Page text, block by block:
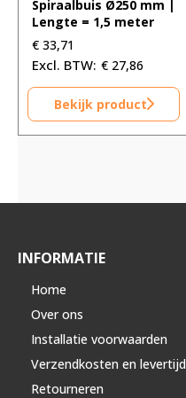
Spiraalbuis Ø250 mm |
Lengte = 1,5 meter
€ 33,71
€ 27,86
Bekijk product
INFORMATIE
Home
Over ons
Installatie voorwaarden
Verzendkosten en levertijd
Retourneren